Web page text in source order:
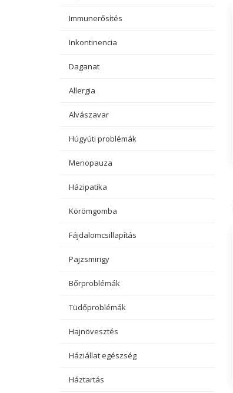
Immunerősítés
Inkontinencia
Daganat
Allergia
Alvászavar
Húgyúti problémák
Menopauza
Házipatika
Körömgomba
Fájdalomcsillapítás
Pajzsmirigy
Bőrproblémák
Tüdőproblémák
Hajnövesztés
Háziállat egészség
Háztartás